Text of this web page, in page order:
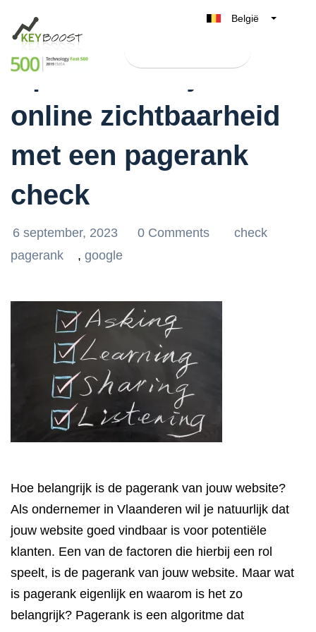
België
Nederland
Deutschland
UK
España
Optimaliseer jouw
online zichtbaarheid
met een pagerank
check
6 september, 2023 0 Comments
check
pagerank
, google
Hoe belangrijk is de pagerank van jouw website?
Als ondernemer in Vlaanderen wil je natuurlijk dat
jouw website goed vindbaar is voor potentiële
klanten. Een van de factoren die hierbij een rol
speelt, is de pagerank van jouw website. Maar wat
is pagerank eigenlijk en waarom is het zo
belangrijk? Pagerank is een algoritme dat